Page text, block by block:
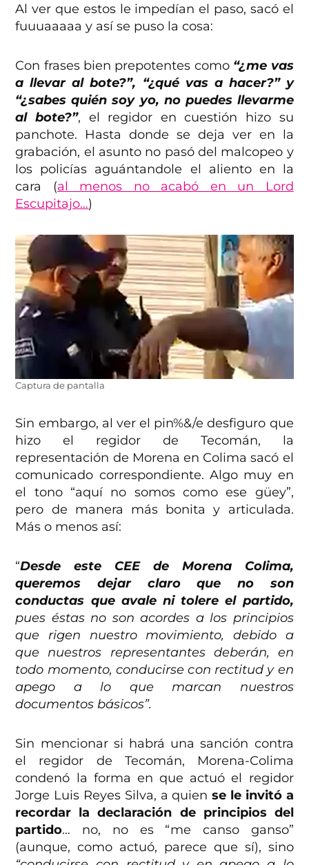
Al ver que estos le impedían el paso, sacó el
fuuuaaaaa y así se puso la cosa:
Con frases bien prepotentes como “¿me vas
a llevar al bote?”, “¿qué vas a hacer?” y
“¿sabes quién soy yo, no puedes llevarme
al bote?”, el regidor en cuestión hizo su
panchote. Hasta donde se deja ver en la
grabación, el asunto no pasó del malcopeo y
los policías aguántandole el aliento en la
cara (al menos no acabó en un Lord
Escupitajo…)
Captura de pantalla
Sin embargo, al ver el pin%&/e desfiguro que
hizo el regidor de Tecomán, la
representación de Morena en Colima sacó el
comunicado correspondiente. Algo muy en
el tono “aquí no somos como ese güey”,
pero de manera más bonita y articulada.
Más o menos así:
“Desde este CEE de Morena Colima,
queremos dejar claro que no son
conductas que avale ni tolere el partido,
pues éstas no son acordes a los principios
que rigen nuestro movimiento, debido a
que nuestros representantes deberán, en
todo momento, conducirse con rectitud y en
apego a lo que marcan nuestros
documentos básicos”.
Sin mencionar si habrá una sanción contra
el regidor de Tecomán, Morena-Colima
condenó la forma en que actuó el regidor
Jorge Luis Reyes Silva, a quiense le invitó a
recordar la declaración de principios del
partido… no, no es “me canso ganso”
(aunque, como actuó, parece que sí), sino